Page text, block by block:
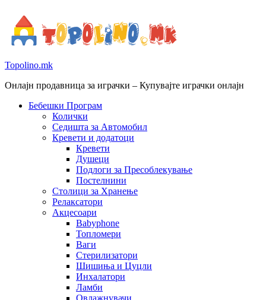
Topolino.mk
Онлајн продавница за играчки – Купувајте играчки онлајн
Бебешки Програм
Колички
Седишта за Автомобил
Кревети и додатоци
Кревети
Душеци
Подлоги за Пресоблекување
Постелнини
Столици за Хранење
Релаксатори
Акцесоари
Babyphone
Топломери
Ваги
Стерилизатори
Шишиња и Цуцли
Инхалатори
Ламби
Овлажнувачи